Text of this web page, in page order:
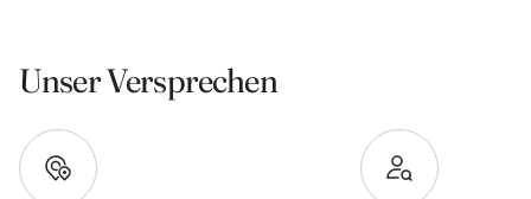
Unser Versprechen